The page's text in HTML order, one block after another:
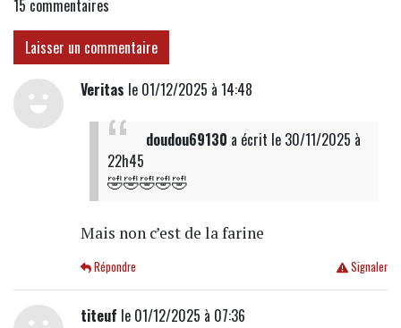
15 commentaires
Laisser un commentaire
Veritas le 01/12/2025 à 14:48
doudou69130 a écrit le 30/11/2025 à
22h45
🤣🤣🤣🤣🤣
Mais non c’est de la farine
Signaler
Répondre
titeuf le 01/12/2025 à 07:36